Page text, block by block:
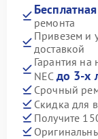
ремонта
Привезем и
доставкой
Гарантия
NEC до 3-х
Срочный
Скидка для
Получите